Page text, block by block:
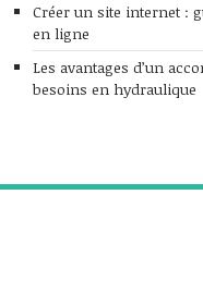
Créer un site internet :
en ligne
Les avantages d’un
besoins en hydraulique